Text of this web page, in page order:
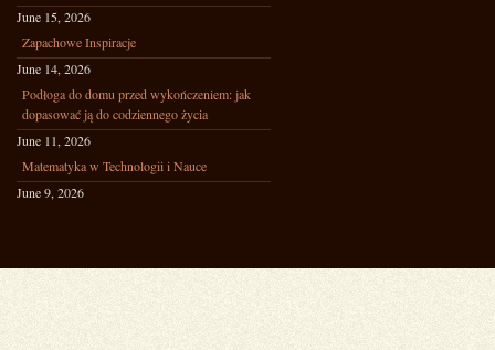
June 15, 2026
Zapachowe Inspiracje
June 14, 2026
Podłoga do domu przed wykończeniem: jak
dopasować ją do codziennego życia
June 11, 2026
Matematyka w Technologii i Nauce
June 9, 2026